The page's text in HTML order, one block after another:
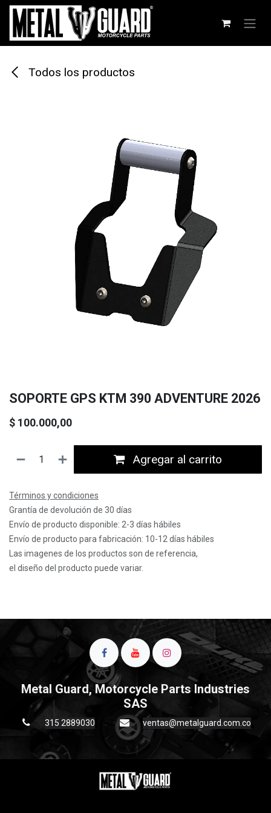
Ir al contenido
Todos los productos
SOPORTE GPS KTM 390 ADVENTURE 2026
$ 100.000,00
Agregar al carrito
Términos y condiciones
Grantía de devolución de 30 días
Envío de producto disponible: 2-3 días hábiles
Envío de producto para fabricación: 10-12 días hábiles
Las imagenes de los productos son de referencia,
el diseño del producto puede variar.
Metal Guard, Motorcycle Parts Industries
SAS
315 2889030 ventas@metalguard.com.co